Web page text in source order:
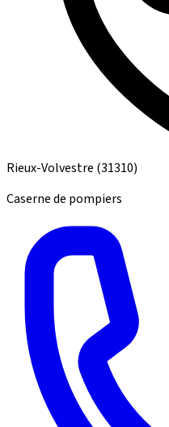
Rieux-Volvestre (31310)
Caserne de pompiers